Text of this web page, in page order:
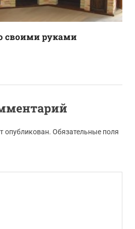
своими руками
опубликован. Обязательные поля